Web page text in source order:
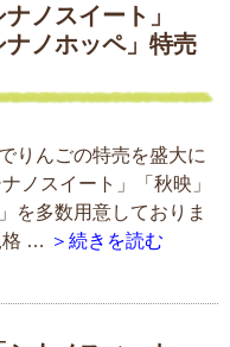
ノスイート」
ナノホッペ」特売
りんごの特売を盛大に
ノスイート」「秋映」
を多数用意しておりま
格 … ＞続きを読む